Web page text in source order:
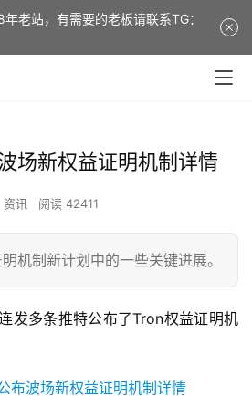
场新权益证明机制详情
资讯 阅读 42411
机制新计划中的一些关键进展。
发多条推特公布了Tron权益证明机
老站，有需要的老板请联系TG：
is for sale. It is a 8-year-old
contact TG: tuhaov